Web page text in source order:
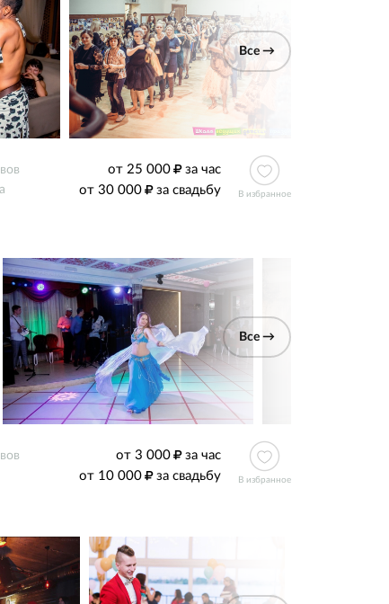
Все →
от 25 000
за час
от 30 000
за свадьбу В избранное
Все →
от 3 000
за час
от 10 000
за свадьбу В избранное